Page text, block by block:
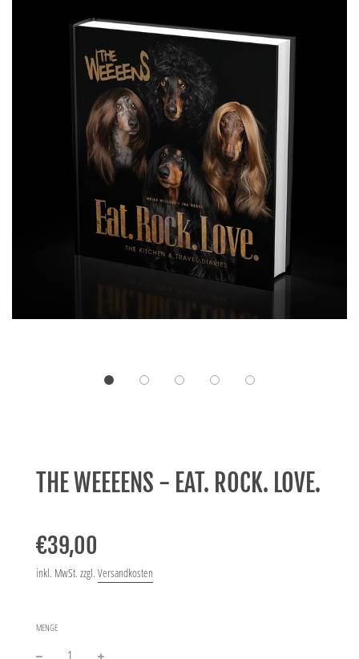
THE WEEEENS - EAT. ROCK. LOVE.
€39,00
inkl. MwSt. zzgl. Versandkosten
MENGE